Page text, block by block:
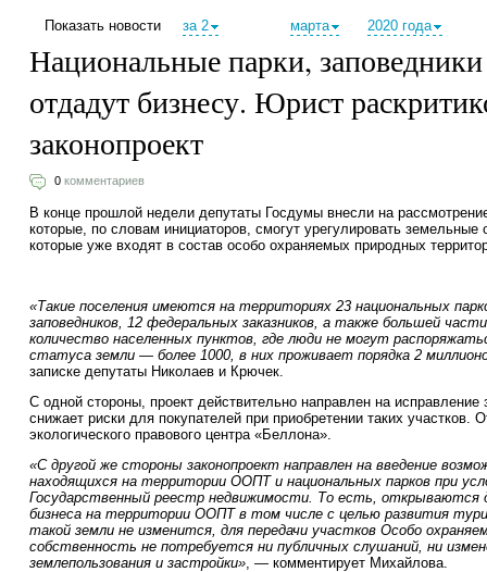
Показать новости за 2 марта 2020 года
Национальные парки,
отдадут бизнесу. Юрист
законопроект
0 комментариев
В конце прошлой недели депутаты Госдумы внесли на
которые, по словам инициаторов, смогут урегулировать земельные
которые уже входят в состав особо охраняемых природных
«Такие поселения имеются на территориях 23 национальных
заповедников, 12 федеральных заказников, а также большей
количество населенных пунктов, где люди не могут
статуса земли — более 1000, в них проживает порядка 2
записке депутаты Николаев и Крючек.
С одной стороны, проект действительно направлен на
снижает риски для покупателей при приобретении таких
экологического правового центра «Беллона».
«С другой же стороны законопроект направлен на введение
находящихся на территории ООПТ и национальных парков при
Государственный реестр недвижимости. То есть, открываются
бизнеса на территории ООПТ в том числе с целью развития
такой земли не изменится, для передачи участков Особо
собственность не потребуется ни публичных слушаний, ни
землепользования и застройки», — комментирует Михайлова.